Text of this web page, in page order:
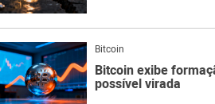
Bitcoin
Bitcoin exibe
possível virada